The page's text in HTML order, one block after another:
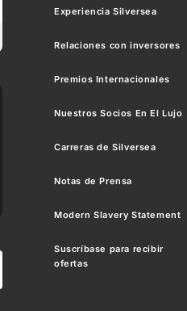
Experiencia Silversea
Relaciones con inversores
Premios Internacionales
Nuestros Socios En El Lujo
Carreras de Silversea
Notas de Prensa
Modern Slavery Statement
Suscríbase para recibir
ofertas